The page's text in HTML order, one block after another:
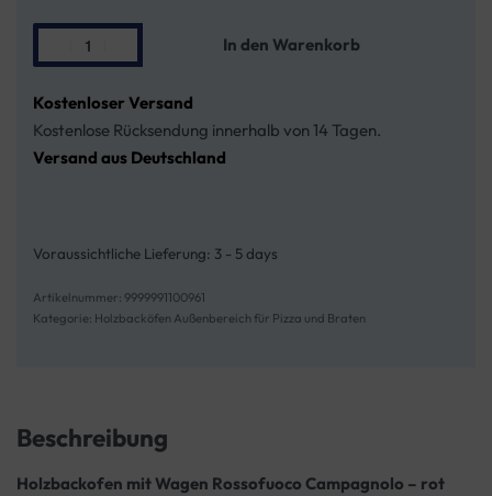
In den Warenkorb
Kostenloser Versand
Kostenlose Rücksendung innerhalb von 14 Tagen.
Versand aus Deutschland
Voraussichtliche Lieferung: 3 - 5 days
9999991100961
Kategorie: Holzbacköfen Außenbereich für Pizza und Braten
Beschreibung
Holzbackofen mit Wagen Rossofuoco Campagnolo – rot